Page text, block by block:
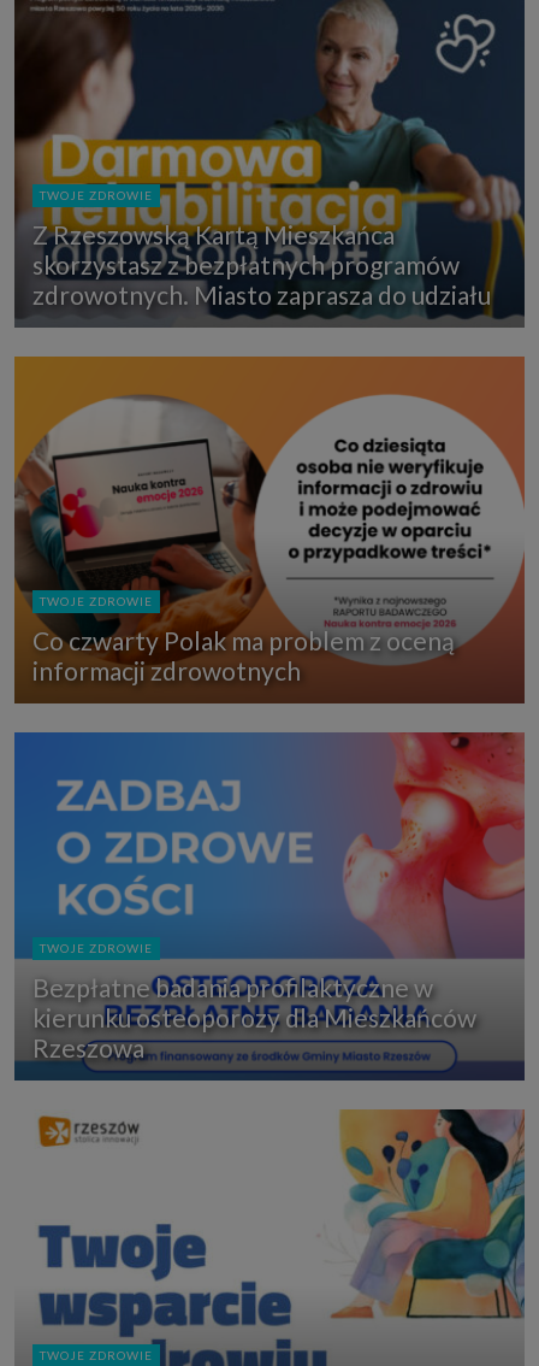
TWOJE ZDROWIE
Z Rzeszowską Kartą Mieszkańca
skorzystasz z bezpłatnych programów
zdrowotnych. Miasto zaprasza do udziału
TWOJE ZDROWIE
Co czwarty Polak ma problem z oceną
informacji zdrowotnych
TWOJE ZDROWIE
Bezpłatne badania profilaktyczne w
kierunku osteoporozy dla Mieszkańców
Rzeszowa
TWOJE ZDROWIE